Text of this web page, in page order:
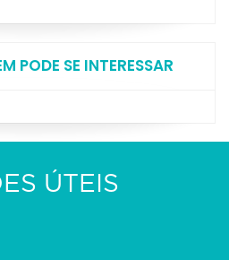
PODE SE INTERESSAR
ÚTEIS